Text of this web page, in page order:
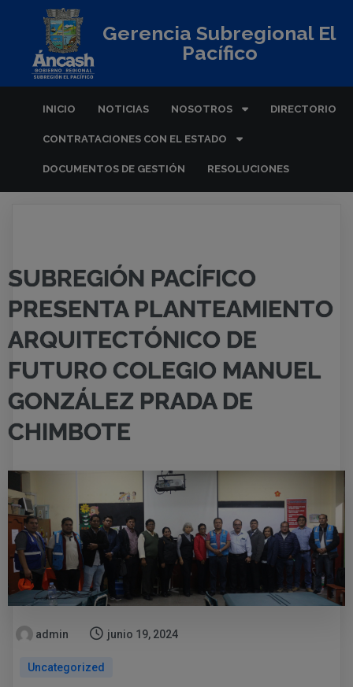
Gerencia Subregional El
Pacífico
INICIO NOTICIAS NOSOTROS DIRECTORIO
CONTRATACIONES CON EL ESTADO
DOCUMENTOS DE GESTIÓN RESOLUCIONES
SUBREGIÓN PACÍFICO
PRESENTA PLANTEAMIENTO
ARQUITECTÓNICO DE
FUTURO COLEGIO MANUEL
GONZÁLEZ PRADA DE
CHIMBOTE
admin junio 19, 2024
Uncategorized